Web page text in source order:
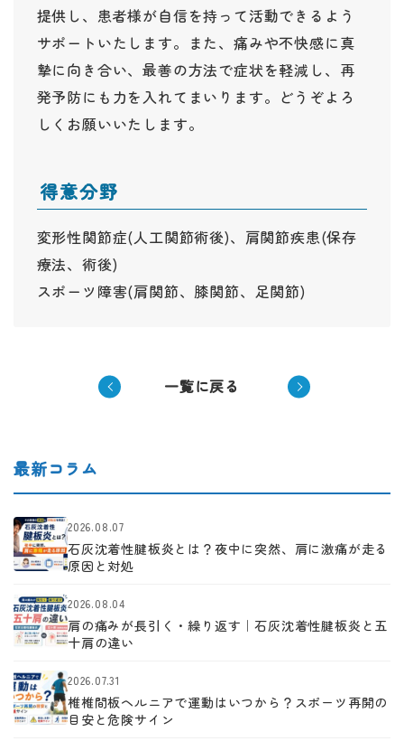
提供し、患者様が自信を持って活動できるよう
サポートいたします。また、痛みや不快感に真
摯に向き合い、最善の方法で症状を軽減し、再
発予防にも力を入れてまいります。どうぞよろ
しくお願いいたします。
得意分野
変形性関節症(人工関節術後)、肩関節疾患(保存
療法、術後)
スポーツ障害(肩関節、膝関節、足関節)
一覧に戻る
最新コラム
2026.08.07
石灰沈着性腱板炎とは？夜中に突然、肩に激痛が走る
原因と対処
2026.08.04
肩の痛みが長引く・繰り返す｜石灰沈着性腱板炎と五
十肩の違い
2026.07.31
椎椎間板ヘルニアで運動はいつから？スポーツ再開の
目安と危険サイン